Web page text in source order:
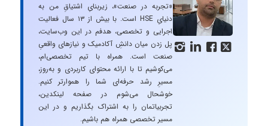
   
«تجربه در صنعت»، زیربنایِ اشتیاقِ من به
دنیایِ HSE است. با بیش از ۱۳ سال فعالیت
اجرایی و تخصصی، هدفم در این وب‌سایت،
پل زدن میان دانشِ آکادمیک و نیازهای واقعیِ
صنعت است. همراه با تیم تخصصی‌ام،
می‌کوشیم تا با ارائه محتوای کاربردی و به‌روز،
مسیرِ رشد حرفه‌ای شما را هموارتر کنیم.
خوشحال می‌شوم در صفحه لینکدین،
تجربیاتمان را به اشتراک بگذاریم و در این
مسیر تخصصی همراه هم باشیم.